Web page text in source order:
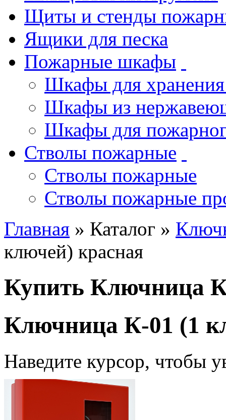
Щиты и стенды
Ящики для песка
Пожарные шкафы
Шкафы для хранения
Шкафы из
Шкафы для
Стволы пожарные
Стволы пожарные
Стволы пожарные
Главная » Каталог »
ключей) красная
Купить Ключница
Ключница К-01 (1
Наведите курсор, чтобы